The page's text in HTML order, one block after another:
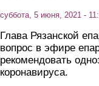
суббота, 5 июня, 2021 -
Глава Рязанской
вопрос в эфире
рекомендовать
коронавируса.